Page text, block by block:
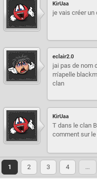
KirUaa
je vais créer un
eclair2.0
jai pas de nom
m'apelle
clan
KirUaa
T dans le clan
comment sur le
1 2 3 4 …